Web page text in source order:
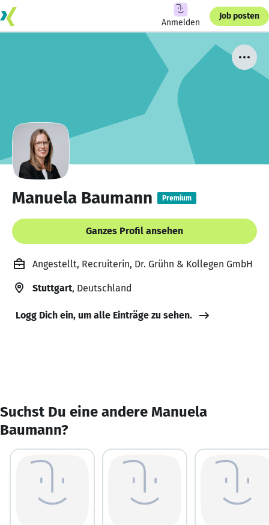
Anmelden
Job posten
Manuela Baumann Premium
Ganzes Profil ansehen
Angestellt, Recruiterin, Dr. Grühn & Kollegen GmbH
Stuttgart, Deutschland
Logg Dich ein, um alle Einträge zu sehen.
Suchst Du eine andere Manuela
Baumann?